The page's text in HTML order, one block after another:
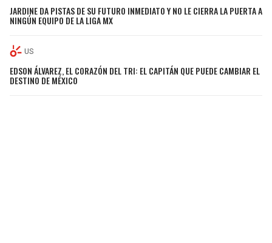
JARDINE DA PISTAS DE SU FUTURO INMEDIATO Y NO LE CIERRA LA PUERTA A
NINGÚN EQUIPO DE LA LIGA MX
US
EDSON ÁLVAREZ, EL CORAZÓN DEL TRI: EL CAPITÁN QUE PUEDE CAMBIAR EL
DESTINO DE MÉXICO